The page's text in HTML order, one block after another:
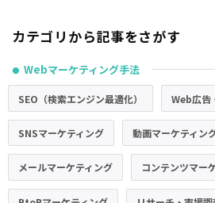
カテゴリから記事をさがす
● Webマーケティング手法
SEO（検索エンジン最適化） Web広告
SNSマーケティング 動画マーケティン
メールマーケティング コンテンツマー